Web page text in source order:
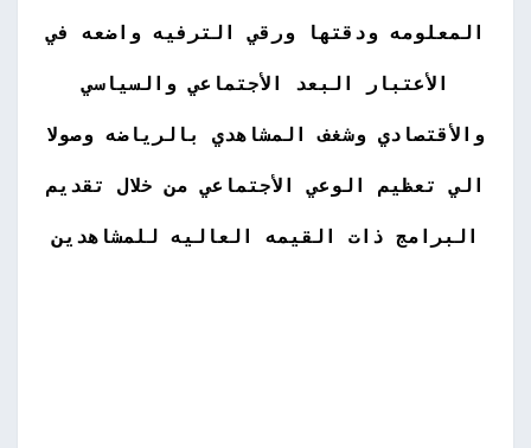
المعلومه ودقتها ورقي الترفيه واضعه في
الأعتبار البعد الأجتماعي والسياسي
والأقتصادي وشغف المشاهدي بالرياضه وصولا
الي تعظيم الوعي الأجتماعي من خلال تقديم
البرامج ذات القيمه العاليه للمشاهدين